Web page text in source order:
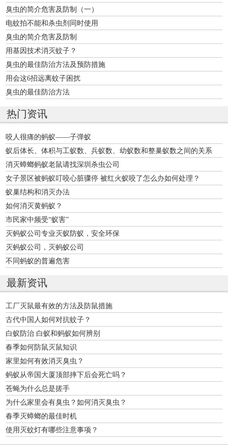
臭虫的简介危害及防制（一）
电蚊拍不能和杀虫剂同时使用
臭虫的简介危害及防制
用基因技术消灭蚊子？
臭虫的最佳防治方法及预防措施
用会这6招远离蚊子困扰
臭虫的最佳防治方法
热门资讯
咬人很痛的蚂蚁——子弹蚁
蚁后体长、体积与工蚁数、兵蚁数、幼蚁数和整巢蚁数之间的关系
消灭蟑螂蚂蚁老鼠请找深圳杀虫公司
女子景区被蚂蚁叮咬心脏骤停 被红火蚁咬了怎么办如何处理？
蚁巢结构和消灭办法
如何消灭黄蚂蚁？
市民家中频受“蚁害”
灭蚂蚁公司专业灭蚁防蚁，安全环保
灭蚂蚁公司，灭蚂蚁公司
不同蚂蚁的普遍危害
最新资讯
工厂灭鼠最有效的方法及防鼠措施
古代中国人如何对抗蚊子？
白蚁防治 白蚁和蚂蚁如何辨别
春季如何防鼠灭鼠知识
家里如何有效消灭臭虫？
蚂蚁从帝国大厦顶部摔下后会死亡吗？
苍蝇为什么总是搓手
为什么家里会有臭虫？如何消灭臭虫？
春季灭蟑螂的最佳时机
使用灭蚊灯有哪些注意事项？